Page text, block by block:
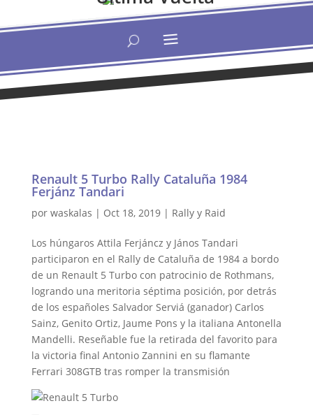
Renault 5 Turbo Rally Cataluña 1984
Ferjánz Tandari
por waskalas | Oct 18, 2019| Rally y Raid
Los húngaros Attila Ferjáncz y János Tandari
participaron en el Rally de Cataluña de 1984 a bordo
de un Renault 5 Turbo con patrocinio de Rothmans,
logrando una meritoria séptima posición, por detrás
de los españoles Salvador Serviá (ganador) Carlos
Sainz, Genito Ortiz, Jaume Pons y la italiana Antonella
Mandelli. Reseñable fue la retirada del favorito para
la victoria final Antonio Zannini en su flamante
Ferrari 308GTB tras romper la transmisión